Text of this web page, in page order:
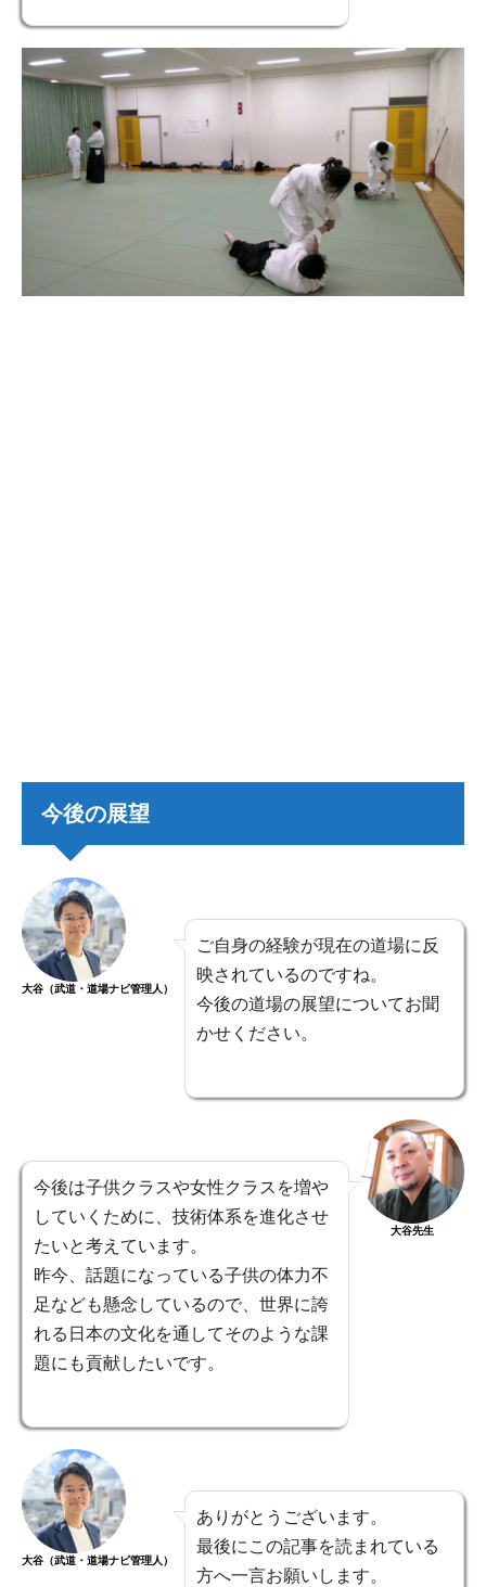
今後の展望
大谷（武道・道場ナビ管理人）
ご自身の経験が現在の道場に反
映されているのですね。
今後の道場の展望についてお聞
かせください。
今後は子供クラスや女性クラスを増や
していくために、技術体系を進化させ
たいと考えています。
昨今、話題になっている子供の体力不
足なども懸念しているので、世界に誇
れる日本の文化を通してそのような課
題にも貢献したいです。
大谷先生
大谷（武道・道場ナビ管理人）
ありがとうございます。
最後にこの記事を読まれている
方へ一言お願いします。